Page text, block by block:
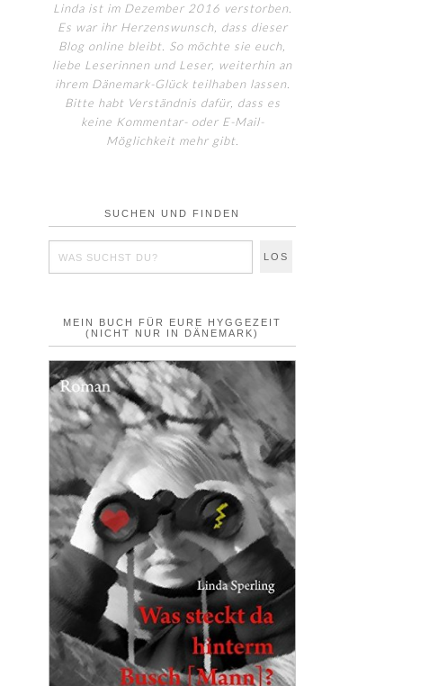
Linda ist im Dezember 2016 verstorben.
Es war ihr Herzenswunsch, dass dieser
Blog online bleibt. So möchte sie euch,
liebe Leserinnen und Leser, weiterhin an
ihrem Dänemark-Glück teilhaben lassen.
Bitte habt Verständnis dafür, dass es
keine Kommentar- oder E-Mail-
Möglichkeit mehr gibt.
SUCHEN UND FINDEN
MEIN BUCH FÜR EURE HYGGEZEIT
(NICHT NUR IN DÄNEMARK)